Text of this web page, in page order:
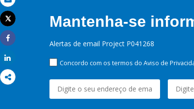
Email
Imprimir
Tweet
Share
Mantenha-se
Alertas de email Project P041268
Concordo com os termos do Aviso de